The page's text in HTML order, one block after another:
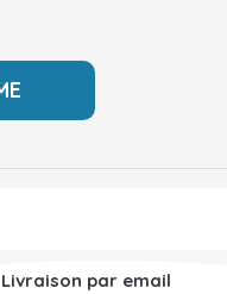
Livraison par email